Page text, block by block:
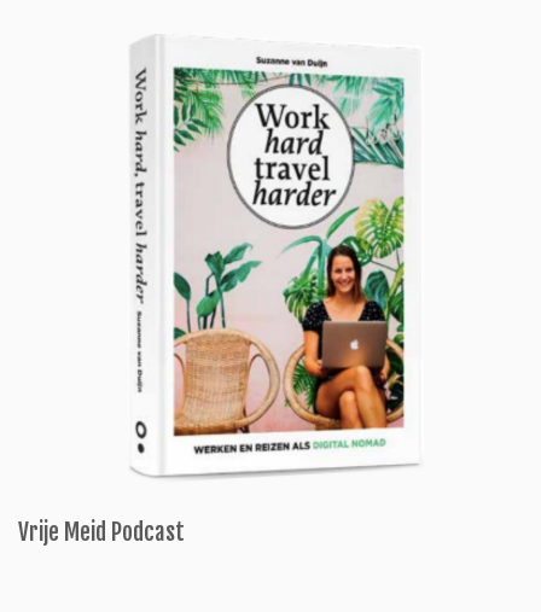
Vrije Meid Podcast